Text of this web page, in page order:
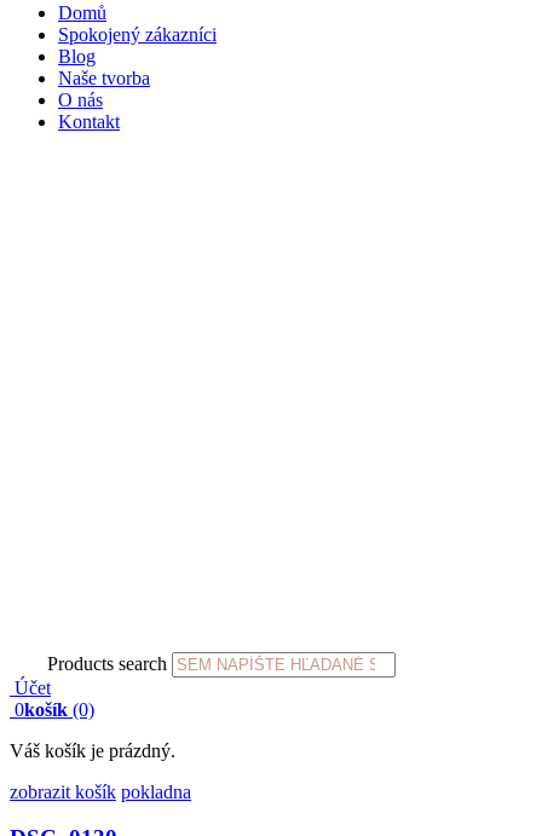
Domů
Spokojený zákazníci
Blog
Naše tvorba
O nás
Kontakt
Products search
Účet
0košík (0)
Váš košík je prázdný.
zobrazit košík pokladna